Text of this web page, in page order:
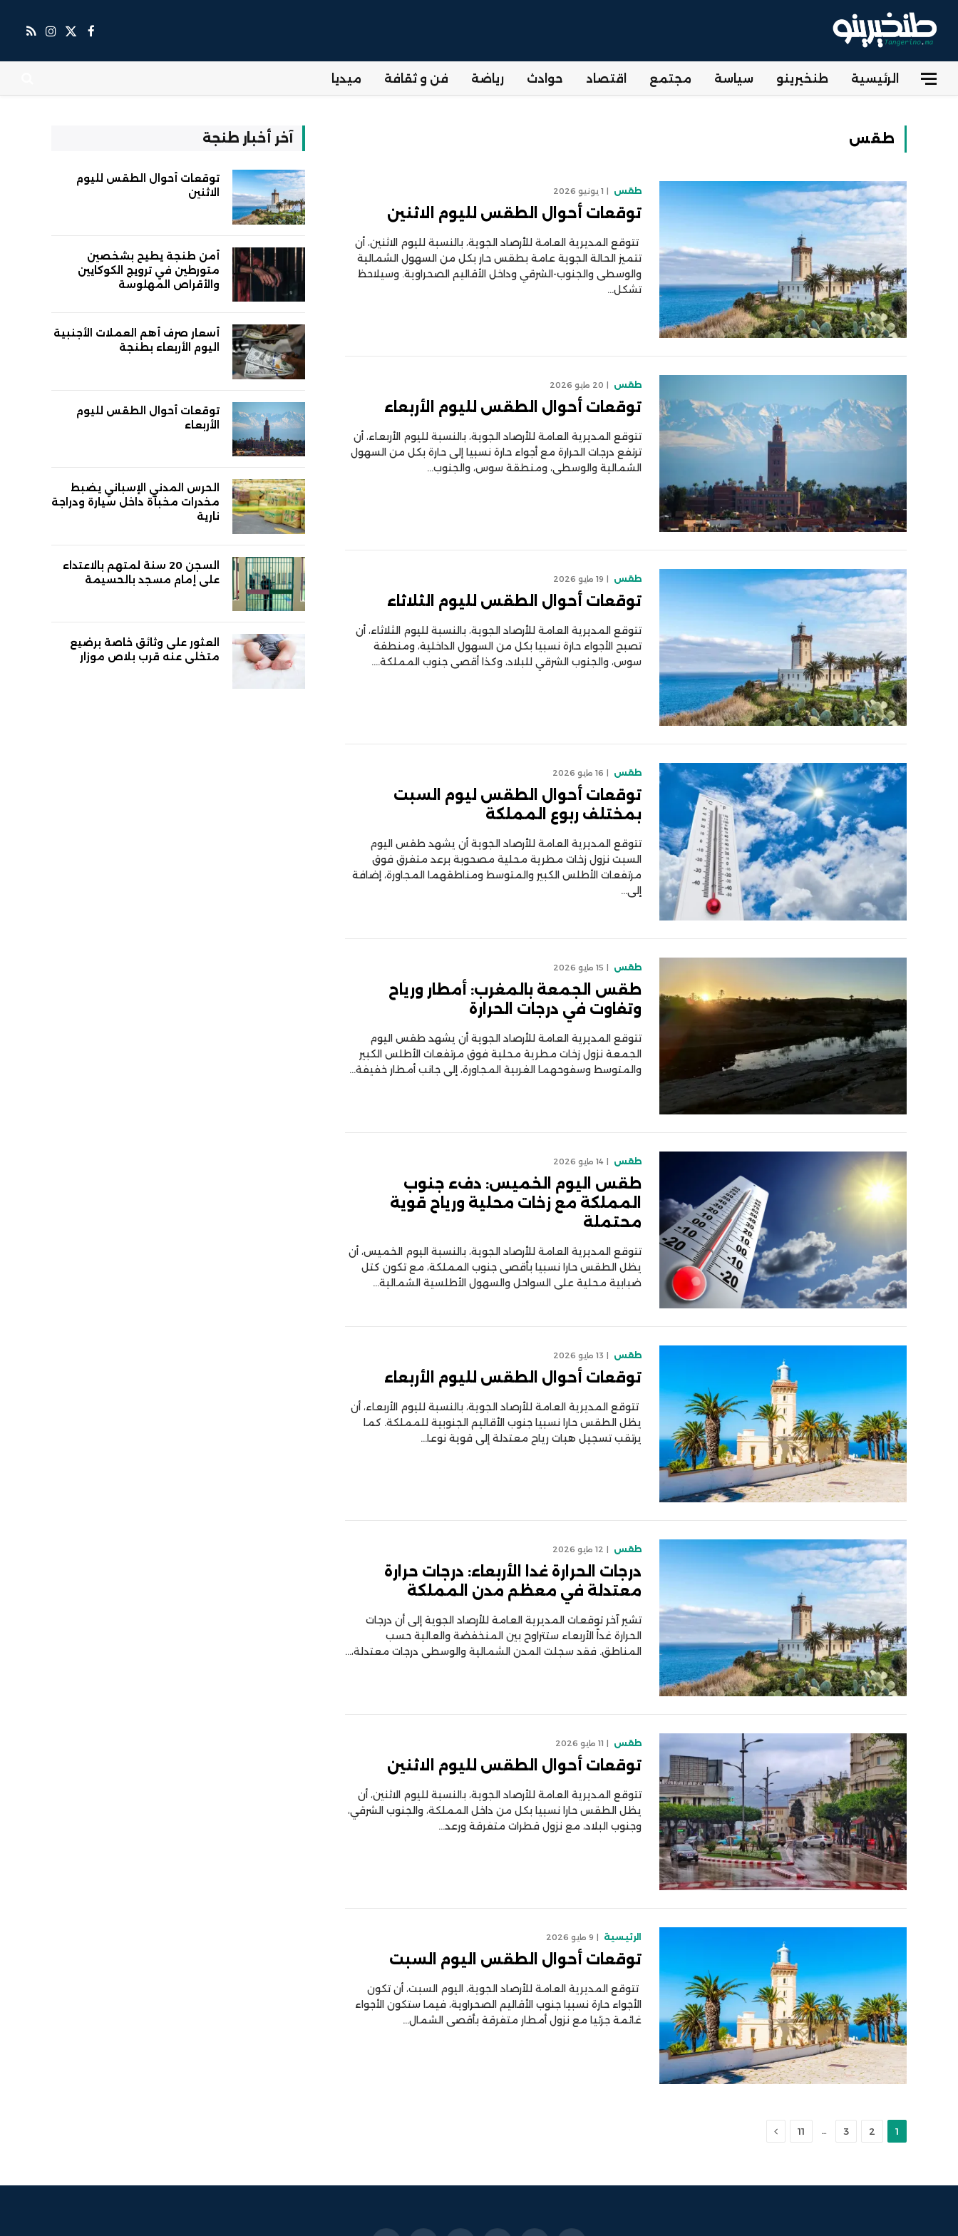
فيسبوك
X
الانستغرام
RSS
الرئيسية طنخيرينو سياسة مجتمع اقتصاد حوادث رياضة فن و ثقافة ميديا
طقس
طقس 1 يونيو 2026
توقعات أحوال الطقس لليوم الاثنين
تتوقع المديرية العامة للأرصاد الجوية، بالنسبة لليوم الاثنين، أن
تتميز الحالة الجوية عامة بطقس حار بكل من السهول الشمالية
والوسطى والجنوب-الشرقي وداخل الأقاليم الصحراوية. وسيلاحظ
تشكل…
طقس 20 مايو 2026
توقعات أحوال الطقس لليوم الأربعاء
تتوقع المديرية العامة للأرصاد الجوية، بالنسبة لليوم الأربعاء، أن
ترتفع درجات الحرارة مع أجواء حارة نسبيا إلى حارة بكل من السهول
الشمالية والوسطى، ومنطقة سوس، والجنوب…
طقس 19 مايو 2026
توقعات أحوال الطقس لليوم الثلاثاء
تتوقع المديرية العامة للأرصاد الجوية، بالنسبة لليوم الثلاثاء، أن
تصبح الأجواء حارة نسبيا بكل من السهول الداخلية، ومنطقة
سوس، والجنوب الشرقي للبلاد، وكذا أقصى جنوب المملكة.…
طقس 16 مايو 2026
توقعات أحوال الطقس ليوم السبت
بمختلف ربوع المملكة
تتوقع المديرية العامة للأرصاد الجوية أن يشهد طقس اليوم
السبت نزول زخات مطرية محلية مصحوبة برعد متفرق فوق
مرتفعات الأطلس الكبير والمتوسط ومناطقهما المجاورة، إضافة
إلى…
طقس 15 مايو 2026
طقس الجمعة بالمغرب: أمطار ورياح
وتفاوت في درجات الحرارة
تتوقع المديرية العامة للأرصاد الجوية أن يشهد طقس اليوم
الجمعة نزول زخات مطرية محلية فوق مرتفعات الأطلس الكبير
والمتوسط وسفوحهما الغربية المجاورة، إلى جانب أمطار خفيفة…
طقس 14 مايو 2026
طقس اليوم الخميس: دفء جنوب
المملكة مع زخات محلية ورياح قوية
محتملة
تتوقع المديرية العامة للأرصاد الجوية، بالنسبة اليوم الخميس، أن
يظل الطقس حارا نسبيا بأقصى جنوب المملكة، مع تكون كتل
ضبابية محلية على السواحل والسهول الأطلسية الشمالية…
طقس 13 مايو 2026
توقعات أحوال الطقس لليوم الأربعاء
تتوقع المديرية العامة للأرصاد الجوية، بالنسبة لليوم الأربعاء، أن
يظل الطقس حارا نسبيا جنوب الأقاليم الجنوبية للمملكة. كما
يرتقب تسجيل هبات رياح معتدلة إلى قوية نوعا…
طقس 12 مايو 2026
درجات الحرارة غدا الأربعاء: درجات حرارة
معتدلة في معظم مدن المملكة
تشير آخر توقعات المديرية العامة للأرصاد الجوية إلى أن درجات
الحرارة غداً الأربعاء ستتراوح بين المنخفضة والعالية حسب
المناطق. فقد سجلت المدن الشمالية والوسطى درجات معتدلة،…
طقس 11 مايو 2026
توقعات أحوال الطقس لليوم الاثنين
تتوقع المديرية العامة للأرصاد الجوية، بالنسبة لليوم الاثنين، أن
يظل الطقس حارا نسبيا بكل من داخل المملكة، والجنوب الشرقي،
وجنوب البلاد، مع نزول قطرات متفرقة ورعد…
الرئيسية 9 مايو 2026
توقعات أحوال الطقس اليوم السبت
تتوقع المديرية العامة للأرصاد الجوية، اليوم السبت، أن تكون
الأجواء حارة نسبيا جنوب الأقاليم الصحراوية، فيما ستكون الأجواء
غائمة جزئيا مع نزول أمطار متفرقة بأقصى الشمال…
1
2
3
…
11 التالي
آخر أخبار طنجة
توقعات أحوال الطقس لليوم
الاثنين
أمن طنجة يطيح بشخصين
متورطين في ترويج الكوكايين
والأقراص المهلوسة
أسعار صرف أهم العملات الأجنبية
اليوم الأربعاء بطنجة
توقعات أحوال الطقس لليوم
الأربعاء
الحرس المدني الإسباني يضبط
مخدرات مخبأة داخل سيارة ودراجة
نارية
السجن 20 سنة لمتهم بالاعتداء
على إمام مسجد بالحسيمة
العثور على وثائق خاصة برضيع
متخلى عنه قرب بلاص موزار